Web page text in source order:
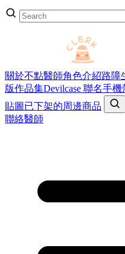
關於不點醫師角色介紹路障
版作品集Devilcase 聯名手機
貼圖 已下架的周邊商品
聯絡醫師